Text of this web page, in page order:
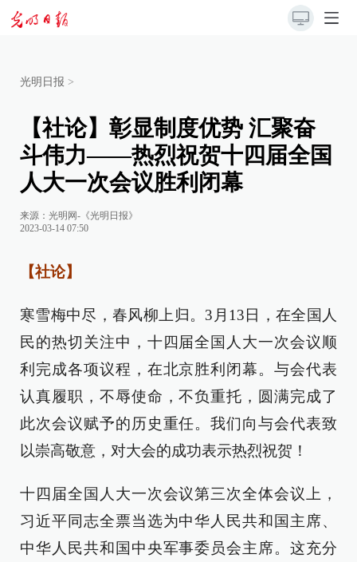
光明日报 >
【社论】彰显制度优势 汇聚奋
斗伟力——热烈祝贺十四届全国
人大一次会议胜利闭幕
来源： 光明网-《光明日报》
2023-03-14 07:50
【社论】
寒雪梅中尽，春风柳上归。3月13日，在全国人
民的热切关注中，十四届全国人大一次会议顺
利完成各项议程，在北京胜利闭幕。与会代表
认真履职，不辱使命，不负重托，圆满完成了
此次会议赋予的历史重任。我们向与会代表致
以崇高敬意，对大会的成功表示热烈祝贺！
十四届全国人大一次会议第三次全体会议上，
习近平同志全票当选为中华人民共和国主席、
中华人民共和国中央军事委员会主席。这充分